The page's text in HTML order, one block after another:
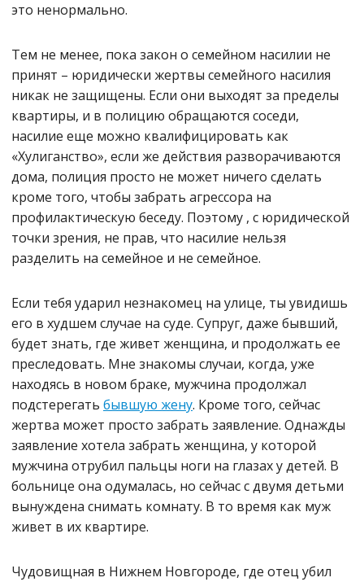
это ненормально.
Тем не менее, пока закон о семейном насилии не
принят – юридически жертвы семейного насилия
никак не защищены. Если они выходят за пределы
квартиры, и в полицию обращаются соседи,
насилие еще можно квалифицировать как
«Хулиганство», если же действия разворачиваются
дома, полиция просто не может ничего сделать
кроме того, чтобы забрать агрессора на
профилактическую беседу. Поэтому , с юридической
точки зрения, не прав, что насилие нельзя
разделить на семейное и не семейное.
Если тебя ударил незнакомец на улице, ты увидишь
его в худшем случае на суде. Супруг, даже бывший,
будет знать, где живет женщина, и продолжать ее
преследовать. Мне знакомы случаи, когда, уже
находясь в новом браке, мужчина продолжал
подстерегать бывшую жену. Кроме того, сейчас
жертва может просто забрать заявление. Однажды
заявление хотела забрать женщина, у которой
мужчина отрубил пальцы ноги на глазах у детей. В
больнице она одумалась, но сейчас с двумя детьми
вынуждена снимать комнату. В то время как муж
живет в их квартире.
Чудовищная в Нижнем Новгороде, где отец убил